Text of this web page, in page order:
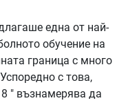
една от най-
обучение на
граница с много
с това,
" възнамерява да